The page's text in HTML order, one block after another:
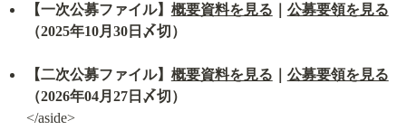
【一次公募ファイル】 概要資料を見る
公募要領を見る
（2025年10月30日〆切）
【二次公募ファイル】 概要資料を見る
公募要領を見る
（2026年04月27日〆切）
</aside>